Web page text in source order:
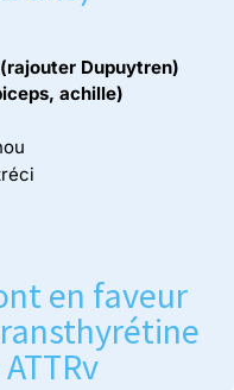
(rajouter Dupuytren)
achille)
en faveur